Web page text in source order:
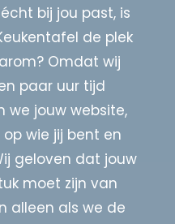
bij jou past, is
de plek
Omdat wij
paar uur tijd
we jouw website,
wie jij bent en
geloven dat jouw
moet zijn van
alleen als we de